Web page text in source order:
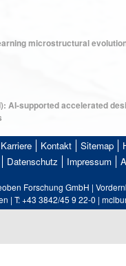
microstructural
AI-supported accelerated
Karriere Kontakt Sitemap
Datenschutz Impressum
Forschung GmbH |
| T: +43 3842/45 9 22-0 |